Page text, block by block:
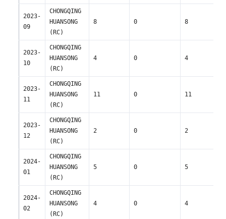
2023-
09
CHONGQING
HUANSONG
(RC)
8 0 8
2023-
10
CHONGQING
HUANSONG
(RC)
4 0 4
2023-
11
CHONGQING
HUANSONG
(RC)
11 0 11
2023-
12
CHONGQING
HUANSONG
(RC)
2 0 2
2024-
01
CHONGQING
HUANSONG
(RC)
5 0 5
2024-
02
CHONGQING
HUANSONG
(RC)
4 0 4